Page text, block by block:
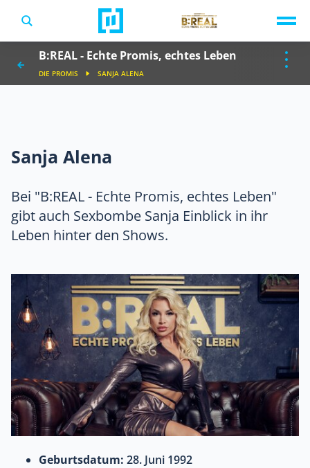
B:REAL - Echte Promis, echtes Leben
DIE PROMIS SANJA ALENA
Sanja Alena
Bei "B:REAL - Echte Promis, echtes Leben"
gibt auch Sexbombe Sanja Einblick in ihr
Leben hinter den Shows.
Geburtsdatum: 28. Juni 1992